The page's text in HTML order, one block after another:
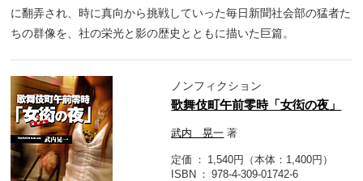
に翻弄され、時に真向から挑戦していった毎日新聞社会部の猛者た
ちの群像を、社の栄光と影の歴史とともに描いた巨篇。
ノンフィクション
歌舞伎町午前零時「女衒の夜」
武内 晃一 著
定価
1,540円（本体：1,400円）
ISBN
978-4-309-01742-6